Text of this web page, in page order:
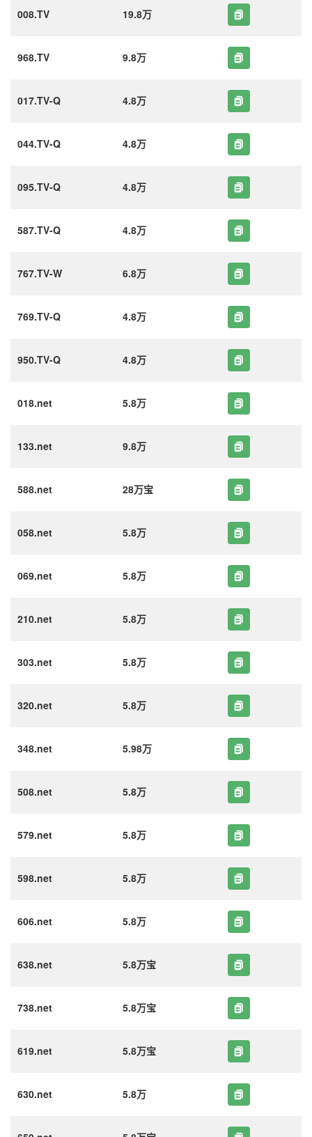
008.TV 19.8万
968.TV 9.8万
017.TV-Q 4.8万
044.TV-Q 4.8万
095.TV-Q 4.8万
587.TV-Q 4.8万
767.TV-W 6.8万
769.TV-Q 4.8万
950.TV-Q 4.8万
018.net 5.8万
133.net 9.8万
588.net 28万宝
058.net 5.8万
069.net 5.8万
210.net 5.8万
303.net 5.8万
320.net 5.8万
348.net 5.98万
508.net 5.8万
579.net 5.8万
598.net 5.8万
606.net 5.8万
638.net 5.8万宝
738.net 5.8万宝
619.net 5.8万宝
630.net 5.8万